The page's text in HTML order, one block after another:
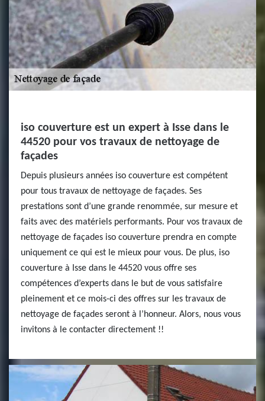
iso couverture est un expert à Isse dans le
44520 pour vos travaux de nettoyage de
façades
Depuis plusieurs années iso couverture est compétent
pour tous travaux de nettoyage de façades. Ses
prestations sont d’une grande renommée, sur mesure et
faits avec des matériels performants. Pour vos travaux de
nettoyage de façades iso couverture prendra en compte
uniquement ce qui est le mieux pour vous. De plus, iso
couverture à Isse dans le 44520 vous offre ses
compétences d’experts dans le but de vous satisfaire
pleinement et ce mois-ci des offres sur les travaux de
nettoyage de façades seront à l’honneur. Alors, nous vous
invitons à le contacter directement !!